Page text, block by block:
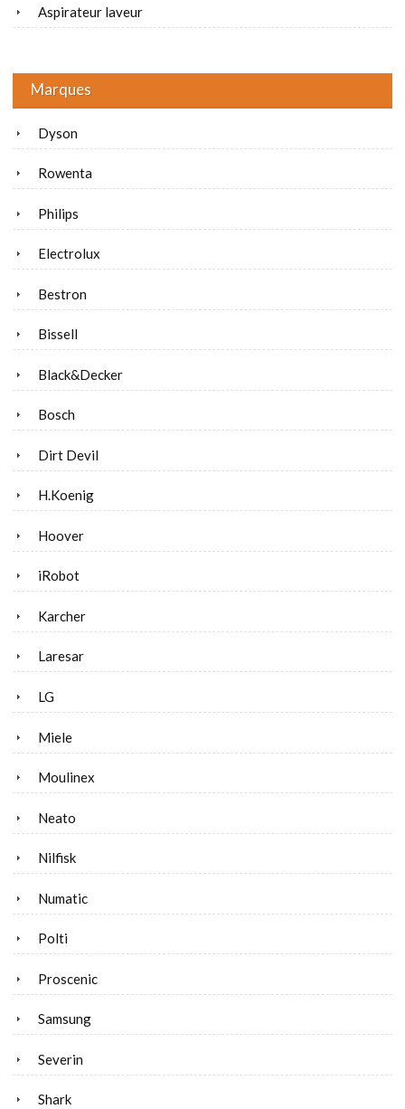
Aspirateur laveur
Marques
Dyson
Rowenta
Philips
Electrolux
Bestron
Bissell
Black&Decker
Bosch
Dirt Devil
H.Koenig
Hoover
iRobot
Karcher
Laresar
LG
Miele
Moulinex
Neato
Nilfisk
Numatic
Polti
Proscenic
Samsung
Severin
Shark